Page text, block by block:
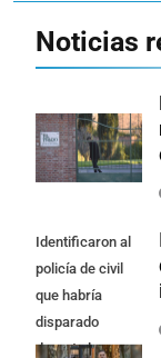
Noticias
Identificaron al
policía de civil
que habría
disparado
durante los